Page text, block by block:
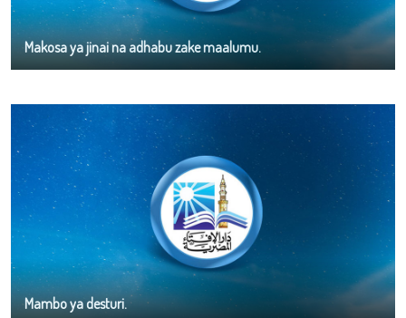
Makosa ya jinai na adhabu zake maalumu.
Mambo ya desturi.